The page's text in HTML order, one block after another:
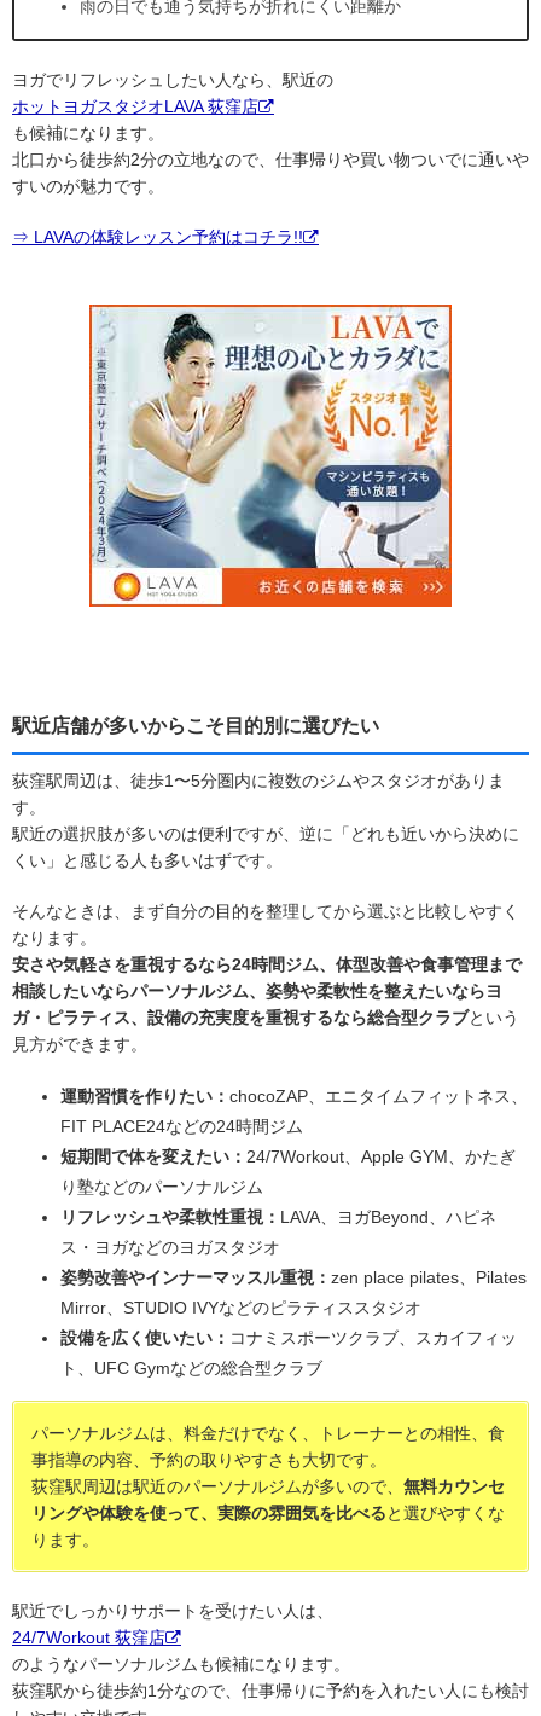
雨の日でも通う気持ちが折れにくい距離か
ヨガでリフレッシュしたい人なら、駅近の
ホットヨガスタジオLAVA 荻窪店
も候補になります。
北口から徒歩約2分の立地なので、仕事帰りや買い物ついでに通いや
すいのが魅力です。
⇒ LAVAの体験レッスン予約はコチラ!!
駅近店舗が多いからこそ目的別に選びたい
荻窪駅周辺は、徒歩1〜5分圏内に複数のジムやスタジオがありま
す。
駅近の選択肢が多いのは便利ですが、逆に「どれも近いから決めに
くい」と感じる人も多いはずです。
そんなときは、まず自分の目的を整理してから選ぶと比較しやすく
なります。
安さや気軽さを重視するなら24時間ジム、体型改善や食事管理まで
相談したいならパーソナルジム、姿勢や柔軟性を整えたいならヨ
ガ・ピラティス、設備の充実度を重視するなら総合型クラブという
見方ができます。
運動習慣を作りたい： chocoZAP、エニタイムフィットネス、
FIT PLACE24などの24時間ジム
短期間で体を変えたい： 24/7Workout、Apple GYM、かたぎ
り塾などのパーソナルジム
リフレッシュや柔軟性重視： LAVA、ヨガBeyond、ハピネ
ス・ヨガなどのヨガスタジオ
姿勢改善やインナーマッスル重視： zen place pilates、Pilates
Mirror、STUDIO IVYなどのピラティススタジオ
設備を広く使いたい： コナミスポーツクラブ、スカイフィッ
ト、UFC Gymなどの総合型クラブ
パーソナルジムは、料金だけでなく、トレーナーとの相性、食
事指導の内容、予約の取りやすさも大切です。
荻窪駅周辺は駅近のパーソナルジムが多いので、 無料カウンセ
リングや体験を使って、実際の雰囲気を比べると選びやすくな
ります。
駅近でしっかりサポートを受けたい人は、
24/7Workout 荻窪店
のようなパーソナルジムも候補になります。
荻窪駅から徒歩約1分なので、仕事帰りに予約を入れたい人にも検討